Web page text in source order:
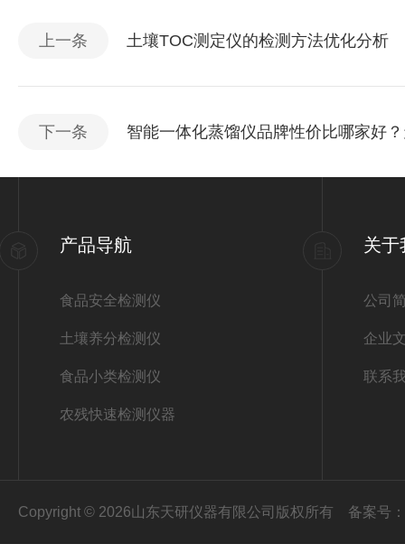
上一条 土壤TOC测定仪的检测方法优化分析
下一条 智能一体化蒸馏仪品牌性价比哪家好
产品导航
食品安全检测仪
土壤养分检测仪
食品小类检测仪
农残快速检测仪器
关于
公司
企业
联系
Copyright © 2026山东天研仪器有限公司版权所有 备案号